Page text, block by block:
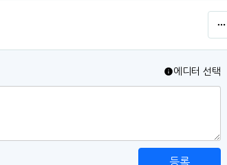
에디터 선택
등록